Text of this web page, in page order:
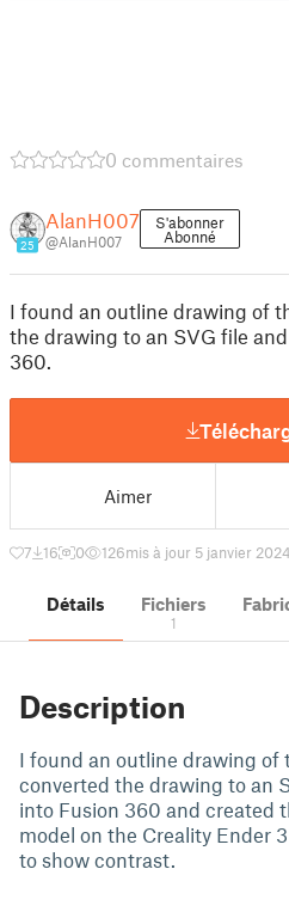
0 commentaires
25
AlanH007
@AlanH007
S'abonner
Abonné
I found an outline drawing of
the drawing to an SVG file
360.
Aimer
7 16 0 126mis à jour 5 janvier 2024
Détails Fichiers
1
Description
I found an outline drawing
converted the drawing to an
into Fusion 360 and created
model on the Creality Ender
to show contrast.